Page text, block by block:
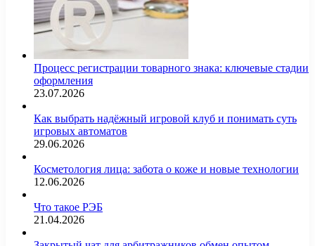
Процесс регистрации товарного знака: ключевые стадии
оформления
23.07.2026
Как выбрать надёжный игровой клуб и понимать суть
игровых автоматов
29.06.2026
Косметология лица: забота о коже и новые технологии
12.06.2026
Что такое РЭБ
21.04.2026